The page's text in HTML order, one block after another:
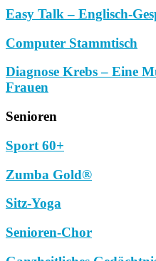
Easy Talk – Englisch-
Computer Stammtisch
Diagnose Krebs – Eine
Frauen
Senioren
Sport 60+
Zumba Gold®
Sitz-Yoga
Senioren-Chor